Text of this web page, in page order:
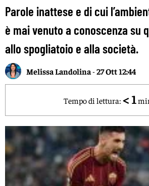
Parole inattese e di cui
è mai venuto a conoscenza su
allo spogliatoio e alla società.
Melissa Landolina -27 Ott 12:44
Tempo di lettura: < 1